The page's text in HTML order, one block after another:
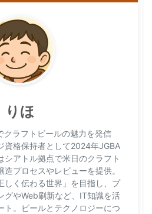
りほ
クラフトビールの魅力を発信
資格保持者として2024年JGBA
シアトル拠点で米日のクラフト
プロセスやレビューを提供。
しく伝わる世界」を目指し、プ
グやWeb刷新など、IT知識を活
ト。ビールとテクノロジーにつ